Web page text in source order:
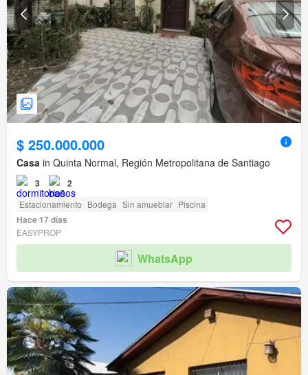
$ 250.000.000
Casa in Quinta Normal, Región Metropolitana de Santiago
3 2
Estacionamiento Bodega Sin amueblar Piscina
Hace 17 días
EASYPROP
WhatsApp